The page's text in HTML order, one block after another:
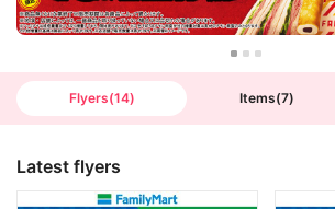
Flyers(14) Items(7)
Latest flyers